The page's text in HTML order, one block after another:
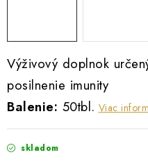
Výživový doplnok
posilnenie imunity
Balenie: 50tbl. Viac
skladom